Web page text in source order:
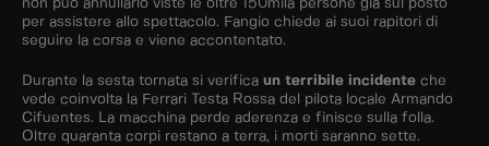
non può annullarlo viste le oltre 150mila persone già sul posto
per assistere allo spettacolo. Fangio chiede ai suoi rapitori di
seguire la corsa e viene accontentato.
Durante la sesta tornata si verifica un terribile incidente che
vede coinvolta la Ferrari Testa Rossa del pilota locale Armando
Cifuentes. La macchina perde aderenza e finisce sulla folla.
Oltre quaranta corpi restano a terra, i morti saranno sette.